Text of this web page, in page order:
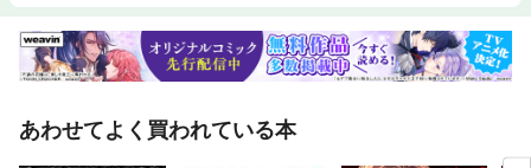
あわせてよく買われている本